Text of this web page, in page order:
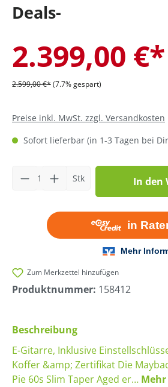
Deals-
2.399,00 €*
2.599,00 €*(7.7% gespart)
Preise inkl. MwSt. zzgl. Versandkosten
Sofort lieferbar (in 1-3 Tagen bei
Produkt Anzahl: Gib
Stk In den
Zum Merkzettel hinzufügen
Produktnummer: 158412
Beschreibung
E-Gitarre, Inklusive
Koffer &amp; Zertifikat Die
Pie 60s Slim Taper Aged er… Mehr